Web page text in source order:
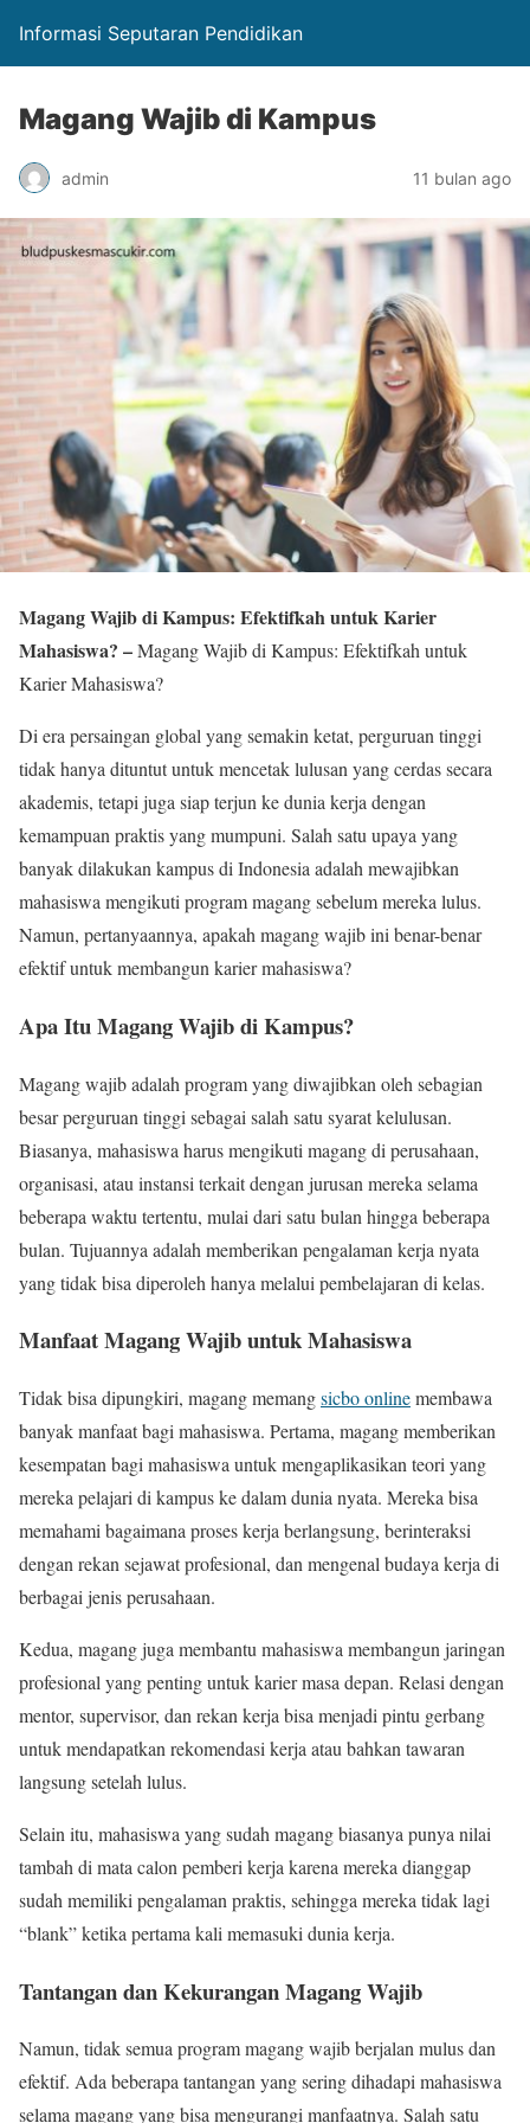
Informasi Seputaran Pendidikan
Magang Wajib di Kampus
admin 11 bulan ago
Magang Wajib di Kampus: Efektifkah untuk Karier
Mahasiswa? –Magang Wajib di Kampus: Efektifkah untuk
Karier Mahasiswa?
Di era persaingan global yang semakin ketat, perguruan tinggi
tidak hanya dituntut untuk mencetak lulusan yang cerdas secara
akademis, tetapi juga siap terjun ke dunia kerja dengan
kemampuan praktis yang mumpuni. Salah satu upaya yang
banyak dilakukan kampus di Indonesia adalah mewajibkan
mahasiswa mengikuti program magang sebelum mereka lulus.
Namun, pertanyaannya, apakah magang wajib ini benar-benar
efektif untuk membangun karier mahasiswa?
Apa Itu Magang Wajib di Kampus?
Magang wajib adalah program yang diwajibkan oleh sebagian
besar perguruan tinggi sebagai salah satu syarat kelulusan.
Biasanya, mahasiswa harus mengikuti magang di perusahaan,
organisasi, atau instansi terkait dengan jurusan mereka selama
beberapa waktu tertentu, mulai dari satu bulan hingga beberapa
bulan. Tujuannya adalah memberikan pengalaman kerja nyata
yang tidak bisa diperoleh hanya melalui pembelajaran di kelas.
Manfaat Magang Wajib untuk Mahasiswa
Tidak bisa dipungkiri, magang memangsicbo onlinemembawa
banyak manfaat bagi mahasiswa. Pertama, magang memberikan
kesempatan bagi mahasiswa untuk mengaplikasikan teori yang
mereka pelajari di kampus ke dalam dunia nyata. Mereka bisa
memahami bagaimana proses kerja berlangsung, berinteraksi
dengan rekan sejawat profesional, dan mengenal budaya kerja di
berbagai jenis perusahaan.
Kedua, magang juga membantu mahasiswa membangun jaringan
profesional yang penting untuk karier masa depan. Relasi dengan
mentor, supervisor, dan rekan kerja bisa menjadi pintu gerbang
untuk mendapatkan rekomendasi kerja atau bahkan tawaran
langsung setelah lulus.
Selain itu, mahasiswa yang sudah magang biasanya punya nilai
tambah di mata calon pemberi kerja karena mereka dianggap
sudah memiliki pengalaman praktis, sehingga mereka tidak lagi
“blank” ketika pertama kali memasuki dunia kerja.
Tantangan dan Kekurangan Magang Wajib
Namun, tidak semua program magang wajib berjalan mulus dan
efektif. Ada beberapa tantangan yang sering dihadapi mahasiswa
selama magang yang bisa mengurangi manfaatnya. Salah satu